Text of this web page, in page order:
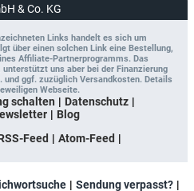
& Co. KG
Links handelt es sich um
über einen solchen Link eine Bestellung,
Affiliate-Partnerprogramms. Das
uns aber bei der Finanzierung
ggf. zuzüglich Versandkosten. Details
Webseite.
schalten
Datenschutz
Blog
Feed
Atom-Feed
Sendung verpasst?